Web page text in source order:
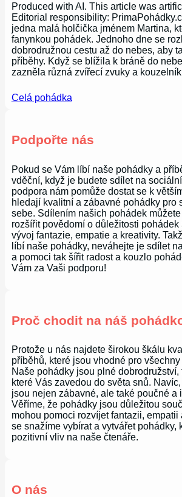
Produced with AI. This article was
Editorial responsibility:
jedna malá holčička jménem Martina,
fanynkou pohádek. Jednoho dne se
dobrodružnou cestu až do nebes, aby
příběhy. Když se blížila k bráně do
zazněla různá zvířecí zvuky a
Celá pohádka
Podpořte nás
Pokud se Vám líbí naše pohádky a
vděční, když je budete sdílet na
podpora nám pomůže dostat se k
hledají kvalitní a zábavné pohádky pro
sebe. Sdílením našich pohádek
rozšířit povědomí o důležitosti pohádek
vývoj fantazie, empatie a kreativity.
líbí naše pohádky, neváhejte je sdílet
a pomoci tak šířit radost a kouzlo
Vám za Vaši podporu!
Proč chodit na náš
Protože u nás najdete širokou škálu
příběhů, které jsou vhodné pro
Naše pohádky jsou plné dobrodružství,
které Vás zavedou do světa snů.
jsou nejen zábavné, ale také poučné a
Věříme, že pohádky jsou důležitou
mohou pomoci rozvíjet fantazii, empatii
se snažíme vybírat a vytvářet pohádky,
pozitivní vliv na naše čtenáře.
O nás